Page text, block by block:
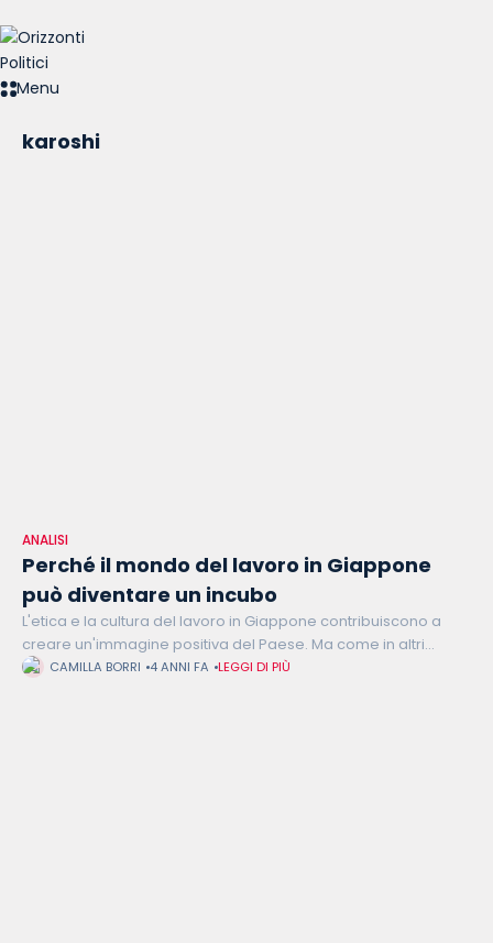
Menu
karoshi
ANALISI
Perché il mondo del lavoro in Giappone
può diventare un incubo
L'etica e la cultura del lavoro in Giappone contribuiscono a
creare un'immagine positiva del Paese. Ma come in altri
ambiti, la società giapponese si rivela contraddittoria e
CAMILLA BORRI 4 ANNI FA LEGGI DI PIÙ